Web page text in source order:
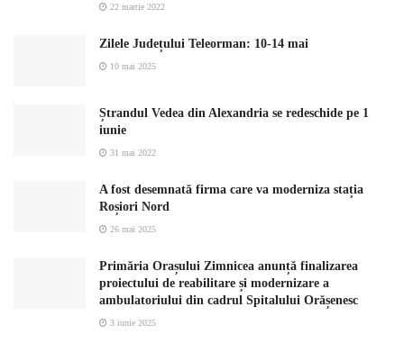
22 martie 2022
Zilele Județului Teleorman: 10-14 mai
10 mai 2025
Ștrandul Vedea din Alexandria se redeschide pe 1
iunie
31 mai 2022
A fost desemnată firma care va moderniza stația
Roșiori Nord
26 mai 2025
Primăria Orașului Zimnicea anunță finalizarea
proiectului de reabilitare și modernizare a
ambulatoriului din cadrul Spitalului Orășenesc
3 iunie 2025